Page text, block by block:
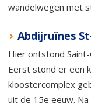
wandelwegen met
Abdijruïnes
Hier ontstond
Eerst stond er een
kloostercomplex
uit de 15e eeuw.